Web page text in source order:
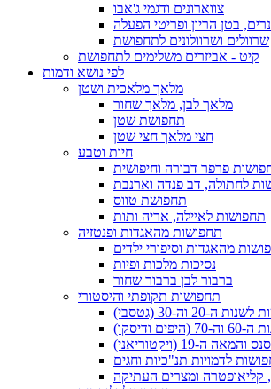
צווארונים ודגמי ג'אבו
בטן הריון ופריטי הפעלה
שרוולים ושרוולונים לתחפושת
קיט - אביזרים משלימים לתחפושת
לפי נושא ודמות
מלאך מלאכית ושטן
מלאך לבן, מלאך שחור
תחפושת שטן
חצי מלאך חצי שטן
חיות וטבע
פרפר דבורה וחיפושית
לחתולה, דב פנדה וארנבת
תחפושת טווס
תחפושות לאיילה, אריה ותות
תחפושות מהאגדות ופנטזיה
מהאגדות וסיפורי ילדים
נסיכות מלכות ופיות
ברבור לבן ברבור שחור
תחפושות תקופתי והיסטורי
ה-20 וה-30 (גטסבי)
70 (היפים ודיסקו)
והמאה ה-19 (ויקטוריאני)
לדמויות תנ"כיות וחגים
קליאופטרה ומצרים העתיקה